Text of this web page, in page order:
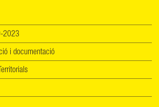
2023
i documentació